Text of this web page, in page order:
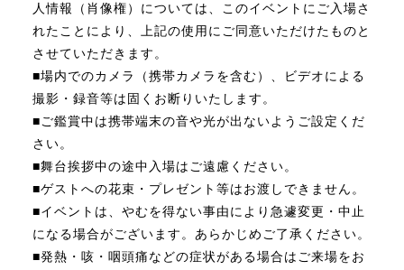
人情報（肖像権）については、このイベントにご入場さ
れたことにより、上記の使用にご同意いただけたものと
させていただきます。
■場内でのカメラ（携帯カメラを含む）、ビデオによる
撮影・録音等は固くお断りいたします。
■ご鑑賞中は携帯端末の音や光が出ないようご設定くだ
さい。
■舞台挨拶中の途中入場はご遠慮ください。
■ゲストへの花束・プレゼント等はお渡しできません。
■イベントは、やむを得ない事由により急遽変更・中止
になる場合がございます。あらかじめご了承ください。
■発熱・咳・咽頭痛などの症状がある場合はご来場をお